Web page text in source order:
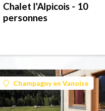
Chalet l'Alpicois - 10
personnes
Champagny en Vanoise